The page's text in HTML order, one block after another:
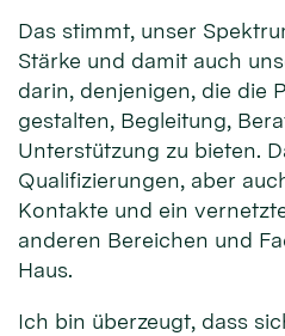
Das stimmt, unser
Stärke und damit auch
darin, denjenigen, die die
gestalten, Begleitung,
Unterstützung zu bieten.
Qualifizierungen, aber
Kontakte und ein
anderen Bereichen und
Haus.
Ich bin überzeugt, dass